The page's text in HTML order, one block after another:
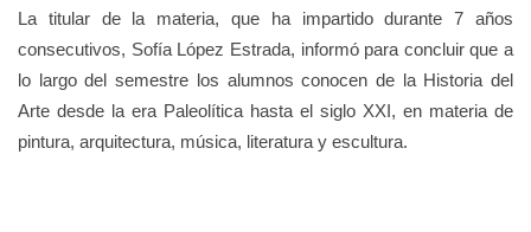
La titular de la materia, que ha impartido durante 7 años
consecutivos, Sofía López Estrada, informó para concluir que a
lo largo del semestre los alumnos conocen de la Historia del
Arte desde la era Paleolítica hasta el siglo XXI, en materia de
pintura, arquitectura, música, literatura y escultura.